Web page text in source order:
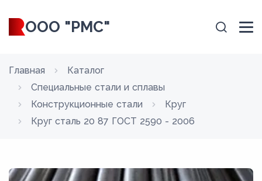
ООО "РМС"
Главная
Каталог
Специальные стали и сплавы
Конструкционные стали
Круг
Круг сталь 20 87 ГОСТ 2590 - 2006